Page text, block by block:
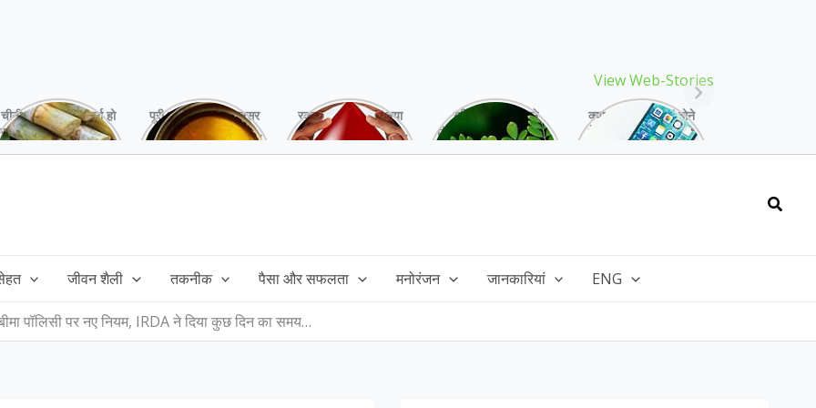
View Web-Stories
चीनी को कर दें ना, वर्ना हो
सकता है बहुत बड़ा नुक्सान
पूरी बनाने के बाद, अक्सर
तेल बच जाता है,ऐसे में
रक्तदान है ‘महादान’ क्या
आपने करवाया, स्वस्थ
गर्मियों में मिलने वाले
drumstick गुणों की खान
क्या storage full होने
के बाद मोबाइल हो रहा है
जीवन शैली तकनीक पैसा और सफलता मनोरंजन जानकारियां ENG
पॉलिसी पर नए नियम, IRDA ने दिया कुछ दिन का समय…